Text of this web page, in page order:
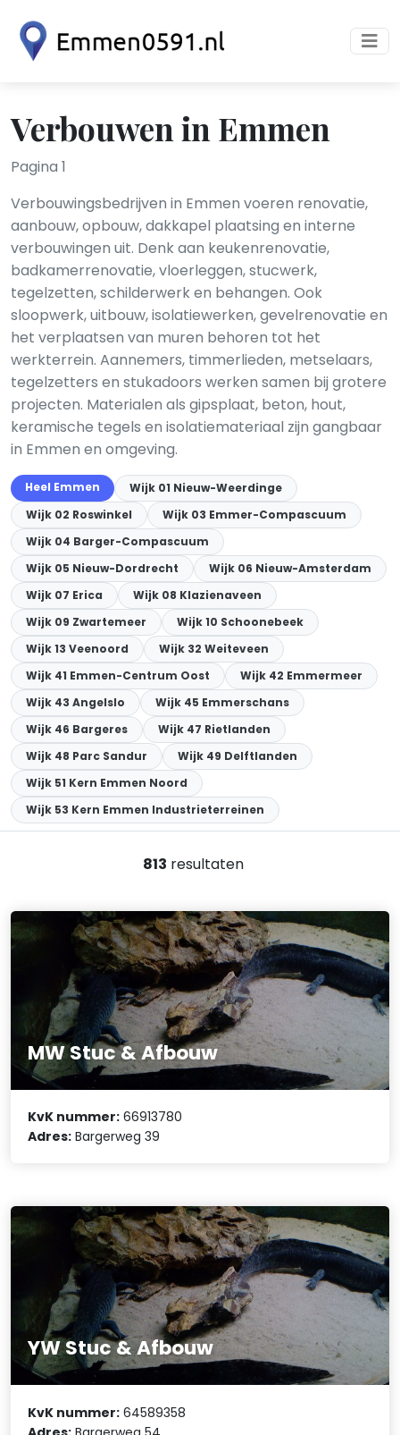
Verbouwen in Emmen
Pagina 1
Verbouwingsbedrijven in Emmen voeren renovatie,
aanbouw, opbouw, dakkapel plaatsing en interne
verbouwingen uit. Denk aan keukenrenovatie,
badkamerrenovatie, vloerleggen, stucwerk,
tegelzetten, schilderwerk en behangen. Ook
sloopwerk, uitbouw, isolatiewerken, gevelrenovatie en
het verplaatsen van muren behoren tot het
werkterrein. Aannemers, timmerlieden, metselaars,
tegelzetters en stukadoors werken samen bij grotere
projecten. Materialen als gipsplaat, beton, hout,
keramische tegels en isolatiemateriaal zijn gangbaar
in Emmen en omgeving.
Heel Emmen
Wijk 01 Nieuw-Weerdinge
Wijk 02 Roswinkel
Wijk 03 Emmer-Compascuum
Wijk 04 Barger-Compascuum
Wijk 05 Nieuw-Dordrecht
Wijk 06 Nieuw-Amsterdam
Wijk 07 Erica
Wijk 08 Klazienaveen
Wijk 09 Zwartemeer
Wijk 10 Schoonebeek
Wijk 13 Veenoord
Wijk 32 Weiteveen
Wijk 41 Emmen-Centrum Oost
Wijk 42 Emmermeer
Wijk 43 Angelslo
Wijk 45 Emmerschans
Wijk 46 Bargeres
Wijk 47 Rietlanden
Wijk 48 Parc Sandur
Wijk 49 Delftlanden
Wijk 51 Kern Emmen Noord
Wijk 53 Kern Emmen Industrieterreinen
813 resultaten
MW Stuc & Afbouw
KvK nummer: 66913780
Adres: Bargerweg 39
YW Stuc & Afbouw
KvK nummer: 64589358